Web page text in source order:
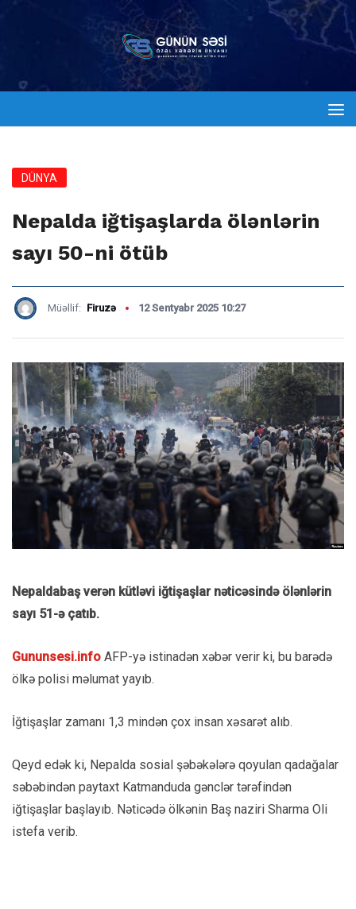
DÜNYA
Nepalda iğtişaşlarda ölənlərin
sayı 50-ni ötüb
Müəllif: Firuzə 12 Sentyabr 2025 10:27
Nepaldabaş verən kütləvi iğtişaşlar nəticəsində ölənlərin
sayı 51-ə çatıb.
Gununsesi.info AFP-yə istinadən xəbər verir ki, bu barədə
ölkə polisi məlumat yayıb.
İğtişaşlar zamanı 1,3 mindən çox insan xəsarət alıb.
Qeyd edək ki, Nepalda sosial şəbəkələrə qoyulan qadağalar
səbəbindən paytaxt Katmanduda gənclər tərəfindən
iğtişaşlar başlayıb. Nəticədə ölkənin Baş naziri Sharma Oli
istefa verib.